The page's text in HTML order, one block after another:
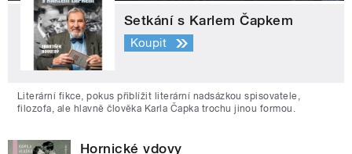
Setkání s Karlem Čapkem
Koupit
Literární fikce, pokus přiblížit literární nadsázkou spisovatele,
filozofa, ale hlavně člověka Karla Čapka trochu jinou formou.
Hornické vdovy